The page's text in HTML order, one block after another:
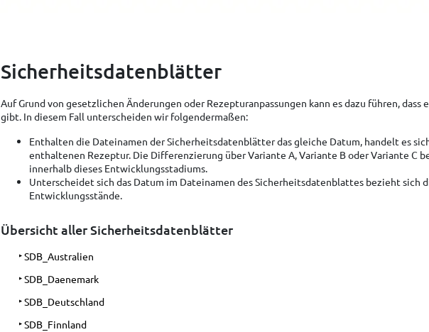
Sicherheitsdatenblätter
Auf Grund von gesetzlichen Änderungen oder Rezepturanpassungen kann es dazu führen,
gibt. In diesem Fall unterscheiden wir folgendermaßen:
Enthalten die Dateinamen der Sicherheitsdatenblätter das gleiche Datum, handelt es
enthaltenen Rezeptur. Die Differenzierung über Variante A, Variante B oder Variante C
innerhalb dieses Entwicklungsstadiums.
Unterscheidet sich das Datum im Dateinamen des Sicherheitsdatenblattes bezieht sich
Entwicklungsstände.
Übersicht aller Sicherheitsdatenblätter
SDB_Australien
SDB_Daenemark
SDB_Deutschland
SDB_Finnland